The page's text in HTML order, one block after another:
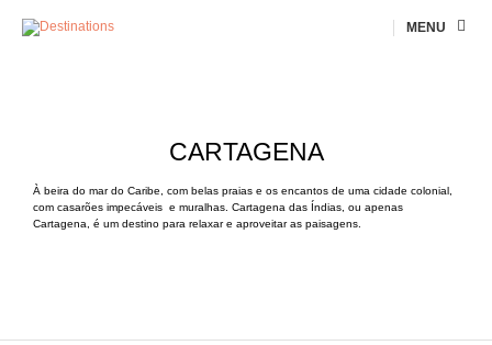
MENU
CARTAGENA
À beira do mar do Caribe, com belas praias e os encantos de uma cidade colonial,
com casarões impecáveis e muralhas. Cartagena das Índias, ou apenas
Cartagena, é um destino para relaxar e aproveitar as paisagens.